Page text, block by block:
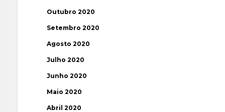
Outubro 2020
Setembro 2020
Agosto 2020
Julho 2020
Junho 2020
Maio 2020
Abril 2020